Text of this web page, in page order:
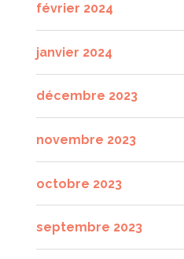
février 2024
janvier 2024
décembre 2023
novembre 2023
octobre 2023
septembre 2023